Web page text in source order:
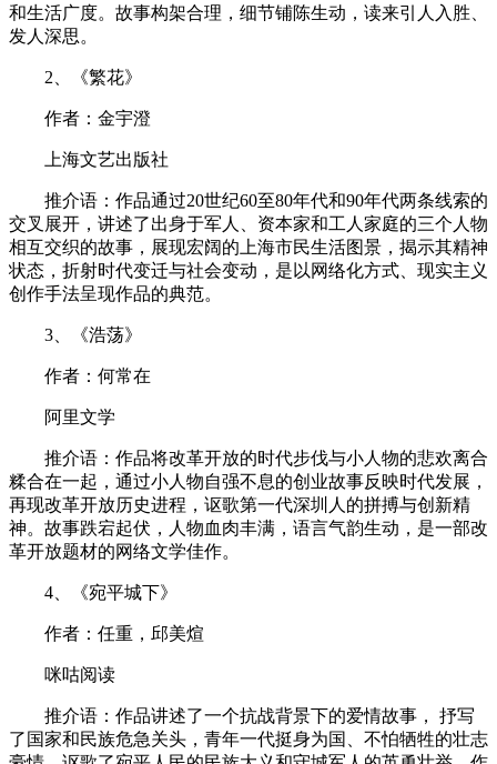
和生活广度。故事构架合理，细节铺陈生动，读来引人入胜、
发人深思。
2、《繁花》
作者：金宇澄
上海文艺出版社
推介语：作品通过20世纪60至80年代和90年代两条线索的
交叉展开，讲述了出身于军人、资本家和工人家庭的三个人物
相互交织的故事，展现宏阔的上海市民生活图景，揭示其精神
状态，折射时代变迁与社会变动，是以网络化方式、现实主义
创作手法呈现作品的典范。
3、《浩荡》
作者：何常在
阿里文学
推介语：作品将改革开放的时代步伐与小人物的悲欢离合
糅合在一起，通过小人物自强不息的创业故事反映时代发展，
再现改革开放历史进程，讴歌第一代深圳人的拼搏与创新精
神。故事跌宕起伏，人物血肉丰满，语言气韵生动，是一部改
革开放题材的网络文学佳作。
4、《宛平城下》
作者：任重，邱美煊
咪咕阅读
推介语：作品讲述了一个抗战背景下的爱情故事， 抒写
了国家和民族危急关头，青年一代挺身为国、不怕牺牲的壮志